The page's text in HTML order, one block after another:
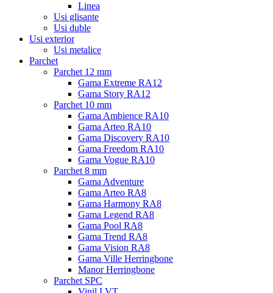
Linea
Usi glisante
Usi duble
Usi exterior
Usi metalice
Parchet
Parchet 12 mm
Gama Extreme RA12
Gama Story RA12
Parchet 10 mm
Gama Ambience RA10
Gama Arteo RA10
Gama Discovery RA10
Gama Freedom RA10
Gama Vogue RA10
Parchet 8 mm
Gama Adventure
Gama Arteo RA8
Gama Harmony RA8
Gama Legend RA8
Gama Pool RA8
Gama Trend RA8
Gama Vision RA8
Gama Ville Herringbone
Manor Herringbone
Parchet SPC